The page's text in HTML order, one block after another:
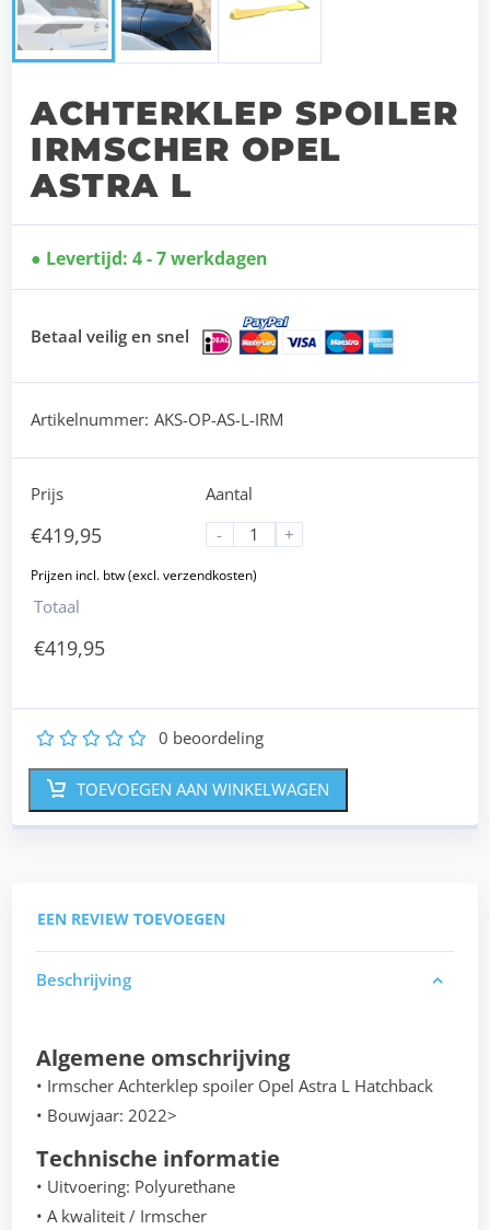
ACHTERKLEP SPOILER
IRMSCHER OPEL
ASTRA L
Levertijd: 4 - 7 werkdagen
Betaal veilig en snel
Artikelnummer: AKS-OP-AS-L-IRM
Prijs
€419,95
Aantal
-
+
Totaal
€419,95
5
4
3
2 0 beoordeling
TOEVOEGEN AAN WINKELWAGEN
EEN REVIEW TOEVOEGEN
Beschrijving
Algemene omschrijving
• Irmscher Achterklep spoiler Opel Astra L Hatchback
• Bouwjaar: 2022>
Technische informatie
• Uitvoering: Polyurethane
• A kwaliteit / Irmscher